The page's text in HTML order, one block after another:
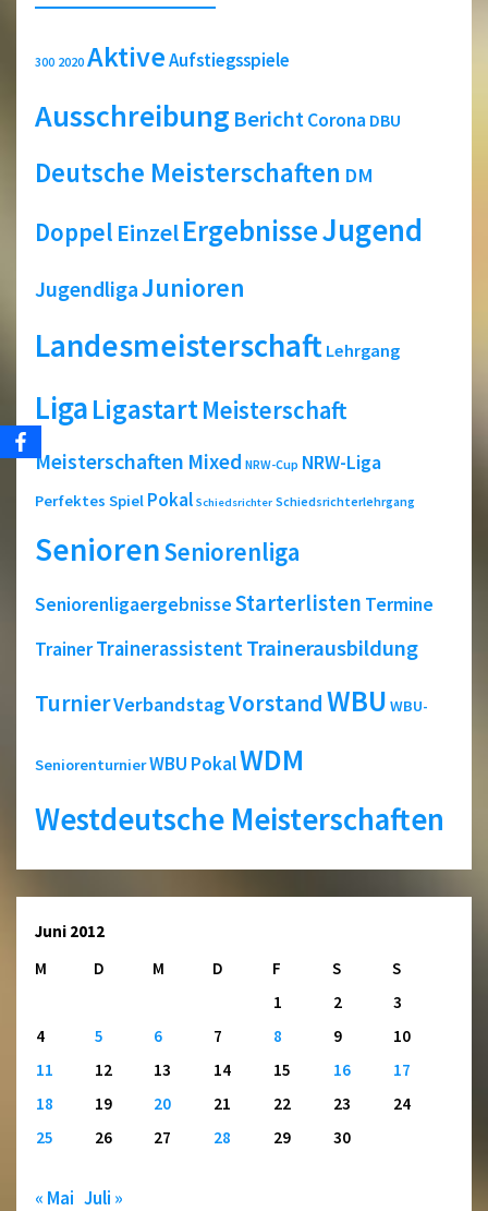
300 2020 AktiveAufstiegsspiele
Ausschreibung BerichtCorona DBU
Deutsche Meisterschaften DM
Doppel EinzelErgebnisseJugend
JugendligaJunioren
Landesmeisterschaft Lehrgang
LigaLigastartMeisterschaft
Meisterschaften Mixed NRW-Cup NRW-Liga
Perfektes Spiel Pokal Schiedsrichter Schiedsrichterlehrgang
SeniorenSeniorenliga
SeniorenligaergebnisseStarterlisten Termine
TrainerTrainerassistentTrainerausbildung
TurnierVerbandstagVorstandWBU WBU-
SeniorenturnierWBU PokalWDM
Westdeutsche Meisterschaften
Juni 2012
M
D M D F S
S
1
2
3
4
5 6 7 8 9
10
11
12 13 14 15 16
17
18
19 20 21 22 23
24
25
26 27 28 29 30
« Mai Juli »